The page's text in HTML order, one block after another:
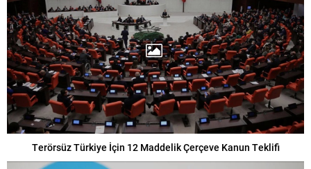
Terörsüz Türkiye İçin 12 Maddelik Çerçeve Kanun Teklifi